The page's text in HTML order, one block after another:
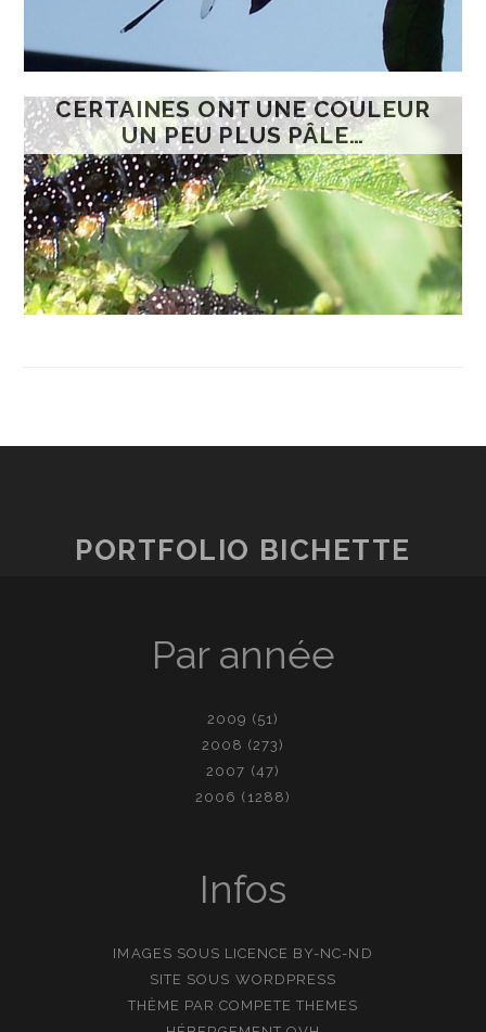
CERTAINES ONT UNE COULEUR
UN PEU PLUS PÂLE…
PORTFOLIO BICHETTE
Par année
2009 (51)
2008 (273)
2007 (47)
2006 (1288)
Infos
IMAGES SOUS LICENCE BY-NC-ND
SITE SOUS WORDPRESS
THÈME PAR COMPETE THEMES